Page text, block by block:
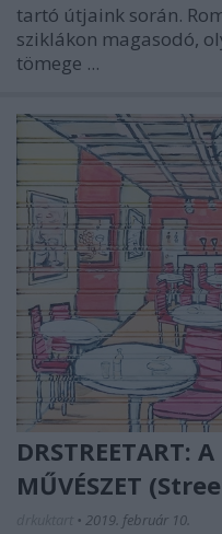
tartó útjaink során.
sziklákon magasodó,
tömege ...
DRSTREETART:
MŰVÉSZET
• 2019. február 10.